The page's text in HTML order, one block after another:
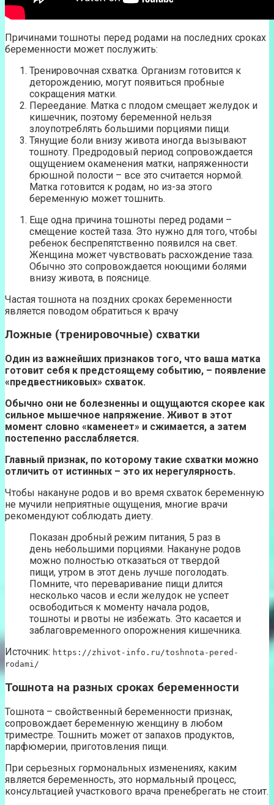
Причинами тошноты перед родами на последних сроках
беременности может послужить:
Тренировочная схватка. Организм готовится к
деторождению, могут появиться пробные
сокращения матки.
Переедание. Матка с плодом смещает желудок и
кишечник, поэтому беременной нельзя
злоупотреблять большими порциями пищи.
Тянущие боли внизу живота иногда вызывают
тошноту. Предродовый период сопровождается
ощущением окаменения матки, напряженности
брюшной полости – все это считается нормой.
Матка готовится к родам, но из-за этого
беременную может тошнить.
Еще одна причина тошноты перед родами –
смещение костей таза. Это нужно для того, чтобы
ребенок беспрепятственно появился на свет.
Женщина может чувствовать расхождение таза.
Обычно это сопровождается ноющими болями
внизу живота, в пояснице.
Частая тошнота на поздних сроках беременности
является поводом обратиться к врачу
Ложные (тренировочные) схватки
Один из важнейших признаков того, что ваша матка
готовит себя к предстоящему событию, – появление
«предвестниковых» схваток.
Обычно они не болезненны и ощущаются скорее как
сильное мышечное напряжение. Живот в этот
момент словно «каменеет» и сжимается, а затем
постепенно расслабляется.
Главный признак, по которому такие схватки можно
отличить от истинных – это их нерегулярность.
Чтобы накануне родов и во время схваток беременную
не мучили неприятные ощущения, многие врачи
рекомендуют соблюдать диету.
Показан дробный режим питания, 5 раз в
день небольшими порциями. Накануне родов
можно полностью отказаться от твердой
пищи, утром в этот день лучше поголодать.
Помните, что переваривание пищи длится
несколько часов и если желудок не успеет
освободиться к моменту начала родов,
тошноты и рвоты не избежать. Это касается и
заблаговременного опорожнения кишечника.
Источник: https://zhivot-info.ru/toshnota-pered-
rodami/
Тошнота на разных сроках беременности
Тошнота – свойственный беременности признак,
сопровождает беременную женщину в любом
триместре. Тошнить может от запахов продуктов,
парфюмерии, приготовления пищи.
При серьезных гормональных изменениях, каким
является беременность, это нормальный процесс,
консультацией участкового врача пренебрегать не стоит.